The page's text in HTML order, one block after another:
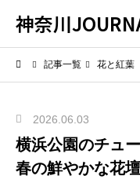
神奈川
記事一覧 花と紅葉
2026.06.03
横浜公園のチュ
春の鮮やかな花